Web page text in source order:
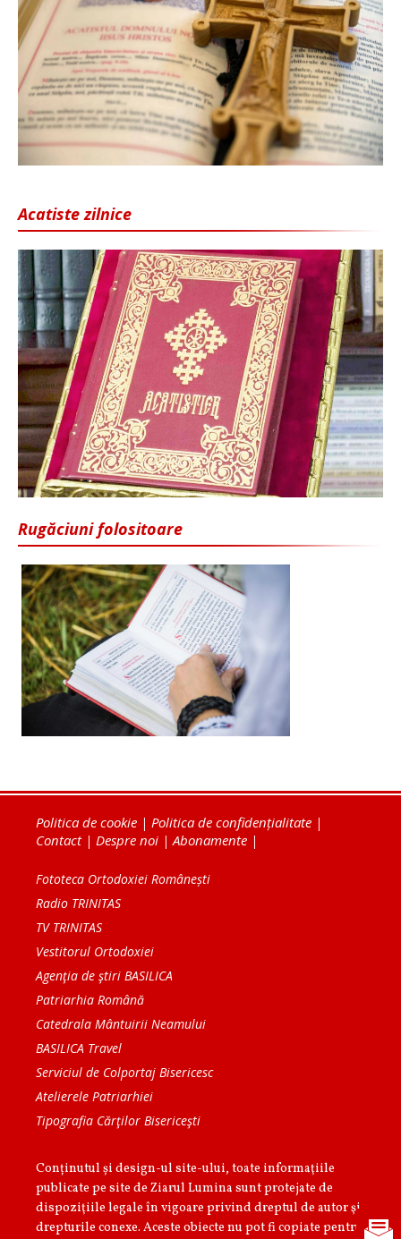
Acatiste zilnice
Rugăciuni folositoare
Politica de cookie | Politica de confidențialitate |
Contact| Despre noi |Abonamente |
Fototeca Ortodoxiei Românești
Radio TRINITAS
TV TRINITAS
Vestitorul Ortodoxiei
Agenţia de ştiri BASILICA
Patriarhia Română
Catedrala Mântuirii Neamului
BASILICA Travel
Serviciul de Colportaj Bisericesc
Atelierele Patriarhiei
Tipografia Cărţilor Bisericeşti
Conținutul și design-ul site-ului, toate informaţiile
publicate pe site de Ziarul Lumina sunt protejate de
dispoziţiile legale în vigoare privind dreptul de autor şi
drepturile conexe. Aceste obiecte nu pot fi copiate pentru